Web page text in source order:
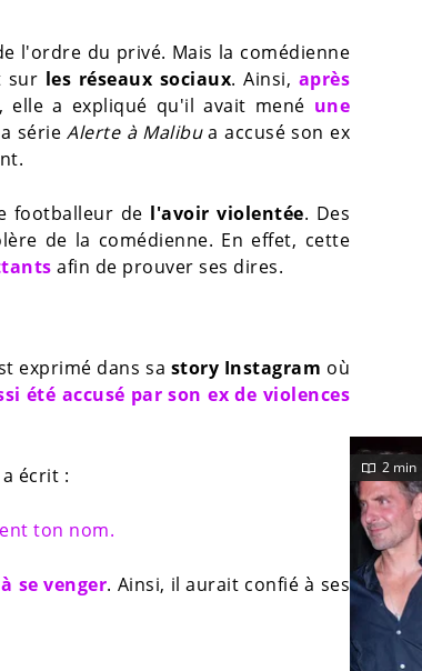
l'ordre du privé. Mais la comédienne
sur les réseaux sociaux. Ainsi, après
, elle a expliqué qu'il avait mené une
sérieAlerte à Malibua accusé son ex
footballeur de l'avoir violentée. Des
de la comédienne. En effet, cette
afin de prouver ses dires.
exprimé dans sa story Instagram où
été accusé par son ex de violences
écrit :
ton nom.
se venger. Ainsi, il aurait confié à ses
2 min